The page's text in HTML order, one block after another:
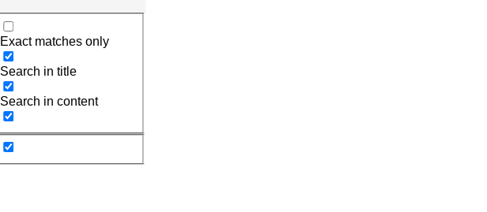
Exact matches only
Search in title
Search in content